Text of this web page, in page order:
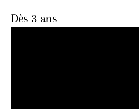
Dès 3 ans